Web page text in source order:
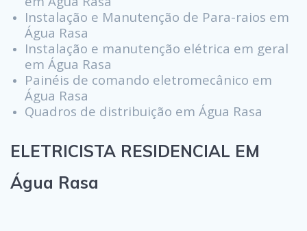
Instalação e Manutenção de Para-raios em
Água Rasa
Instalação e manutenção elétrica em geral
em Água Rasa
Painéis de comando eletromecânico em
Água Rasa
Quadros de distribuição em Água Rasa
ELETRICISTA RESIDENCIAL EM
Água Rasa